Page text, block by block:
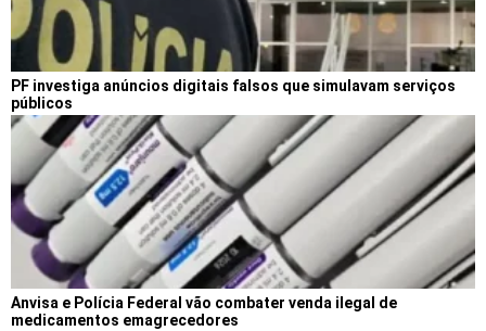
PF investiga anúncios digitais falsos que simulavam serviços
públicos
Anvisa e Polícia Federal vão combater venda ilegal de
medicamentos emagrecedores